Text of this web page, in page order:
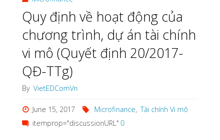
on
activities
of
and
Quy định về hoạt động của
chương trình, dự án tài chính
vi mô (Quyết định 20/2017-
QĐ-TTg)
By VietEDComVn
June 15, 2017 Microfinance, Tài chính Vi mô
itemprop="discussionURL" 0